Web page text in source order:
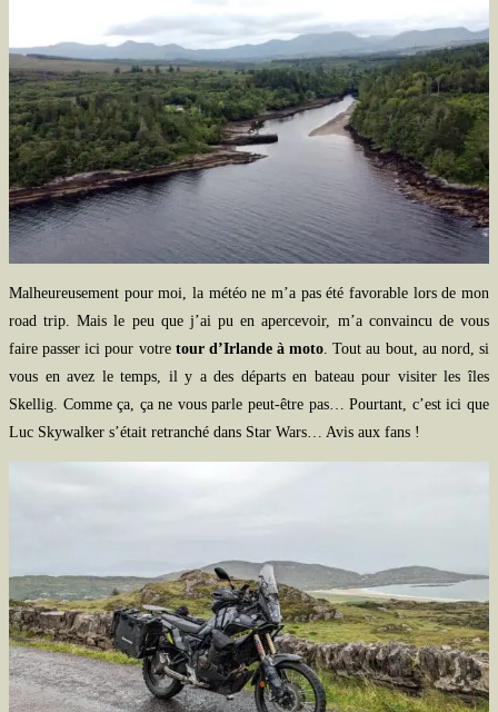
Malheureusement pour moi, la météo ne m’a pas été favorable lors de mon
road trip. Mais le peu que j’ai pu en apercevoir, m’a convaincu de vous
faire passer ici pour votre tour d’Irlande à moto . Tout au bout, au nord, si
vous en avez le temps, il y a des départs en bateau pour visiter les îles
Skellig. Comme ça, ça ne vous parle peut-être pas… Pourtant, c’est ici que
Luc Skywalker s’était retranché dans Star Wars… Avis aux fans !